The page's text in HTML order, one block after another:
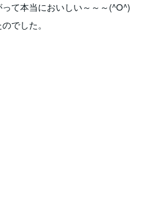
て本当においしい～～～(^O^)
でした。